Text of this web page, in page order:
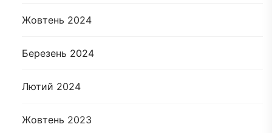
Жовтень 2024
Березень 2024
Лютий 2024
Жовтень 2023